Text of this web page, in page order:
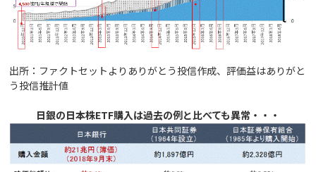
出所：ファクトセットよりありがとう投信作成、評価益はありがと
う投信推計値
日銀の日本株ETF購入は過去の例と比べても異常・・・